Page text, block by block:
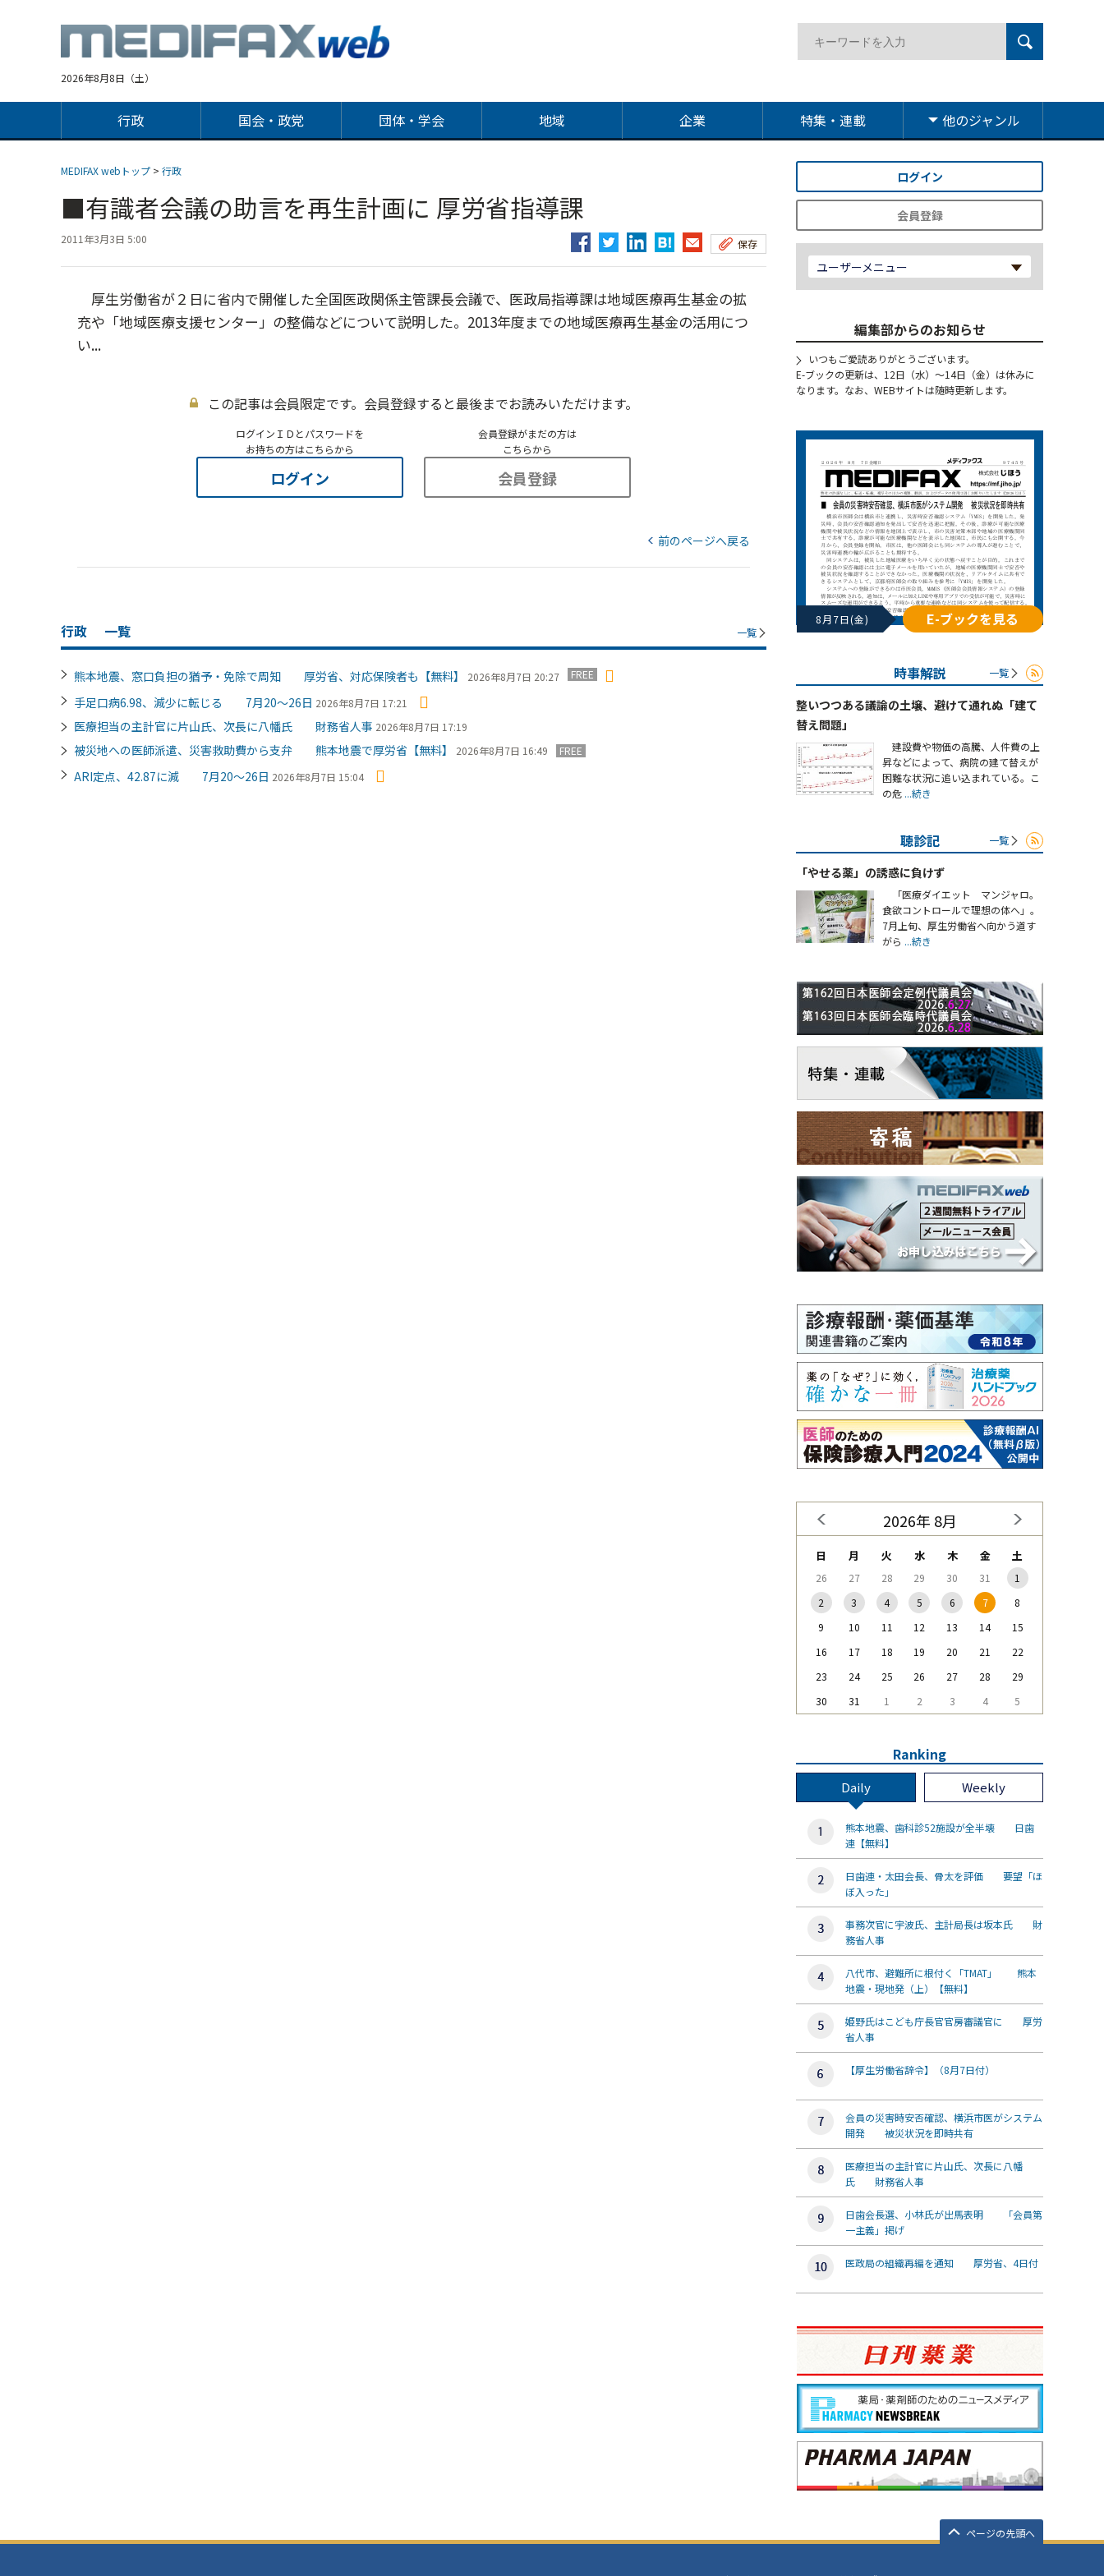
2026年8月8日（土）
行政 国会・政党 団体・学会 地域 企業 特集・連載 他のジャンル
MEDIFAX webトップ > 行政
■有識者会議の助言を再生計画に 厚労省指導課
2011年3月3日 5:00 保存
厚生労働省が２日に省内で開催した全国医政関係主管課長会議で、医政局指導課は地域医療再生基金の拡
充や「地域医療支援センター」の整備などについて説明した。2013年度までの地域医療再生基金の活用につ
い...
この記事は会員限定です。会員登録すると最後までお読みいただけます。
ログインＩＤとパスワードを
お持ちの方はこちらから
ログイン
会員登録がまだの方は
こちらから
会員登録
前のページへ戻る
行政 一覧 一覧
熊本地震、窓口負担の猶予・免除で周知 厚労省、対応保険者も【無料】 2026年8月7日 20:27 FREE
手足口病6.98、減少に転じる 7月20～26日 2026年8月7日 17:21
医療担当の主計官に片山氏、次長に八幡氏 財務省人事 2026年8月7日 17:19
被災地への医師派遣、災害救助費から支弁 熊本地震で厚労省【無料】 2026年8月7日 16:49 FREE
ARI定点、42.87に減 7月20～26日 2026年8月7日 15:04
ログイン
会員登録
ユーザーメニュー
編集部からのお知らせ
いつもご愛読ありがとうございます。
E-ブックの更新は、12日（水）～14日（金）は休みに
なります。なお、WEBサイトは随時更新します。
8月7日(金) E-ブックを見る
時事解説 一覧
整いつつある議論の土壌、避けて通れぬ「建て
替え問題」
建設費や物価の高騰、人件費の上
昇などによって、病院の建て替えが
困難な状況に追い込まれている。こ
の危 ...続き
聴診記 一覧
「やせる薬」の誘惑に負けず
「医療ダイエット マンジャロ。
食欲コントロールで理想の体へ」。
7月上旬、厚生労働省へ向かう道す
がら ...続き
2026年 8月
日 月 火 水 木 金 土
26 27 28 29 30 31
1
2
3 4 5 6 7
8
9
10 11 12 13 14
15
16
17 18 19 20 21
22
23
24 25 26 27 28
29
30
31 1 2 3 4 5
Ranking
Daily Weekly
熊本地震、歯科診52施設が全半壊 日歯
連【無料】
日歯連・太田会長、骨太を評価 要望「ほ
ぼ入った」
事務次官に宇波氏、主計局長は坂本氏 財
務省人事
八代市、避難所に根付く「TMAT」 熊本
地震・現地発（上）【無料】
姫野氏はこども庁長官官房審議官に 厚労
省人事
【厚生労働省辞令】（8月7日付）
会員の災害時安否確認、横浜市医がシステム
開発 被災状況を即時共有
医療担当の主計官に片山氏、次長に八幡
氏 財務省人事
日歯会長選、小林氏が出馬表明 「会員第
一主義」掲げ
医政局の組織再編を通知 厚労省、4日付
ページの先頭へ